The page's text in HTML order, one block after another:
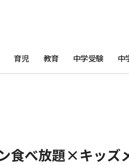
育児 教育 中学受験 中
食べ放題×キッズ